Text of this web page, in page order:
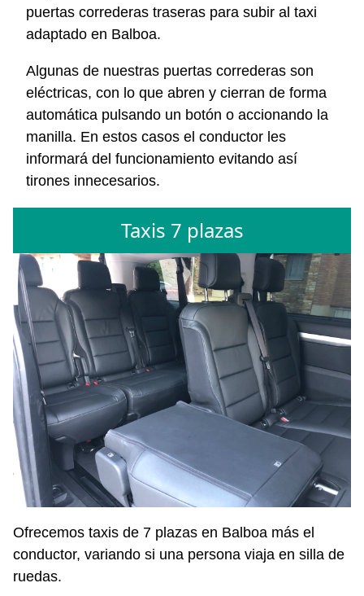
puertas correderas traseras para subir al taxi
adaptado en Balboa.
Algunas de nuestras puertas correderas son
eléctricas, con lo que abren y cierran de forma
automática pulsando un botón o accionando la
manilla. En estos casos el conductor les
informará del funcionamiento evitando así
tirones innecesarios.
Taxis 7 plazas
Ofrecemos taxis de 7 plazas en Balboa más el
conductor, variando si una persona viaja en silla de
ruedas.